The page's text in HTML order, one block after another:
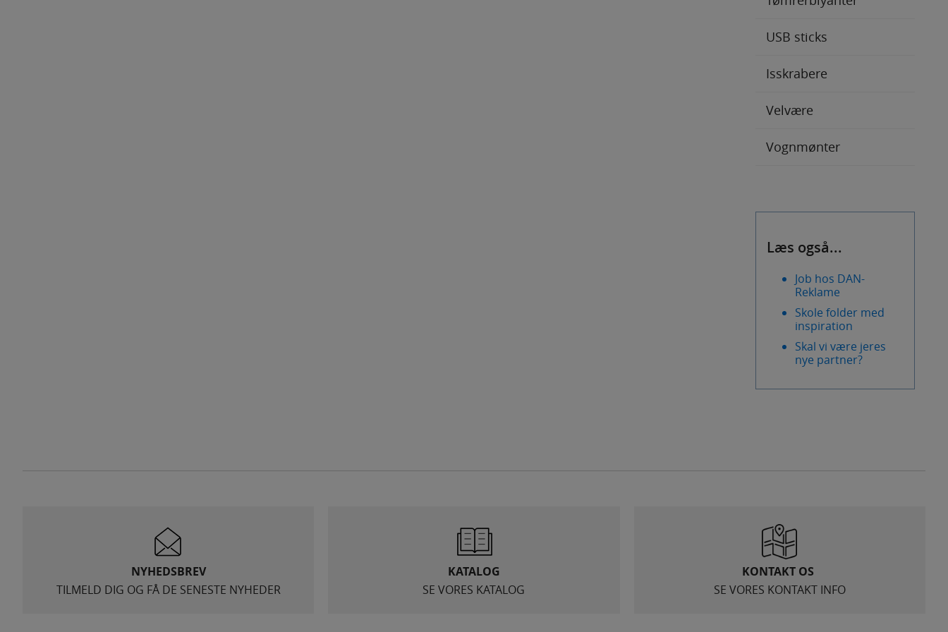
USB sticks
Isskrabere
Velvære
Vognmønter
Læs også...
Job hos DAN-
Reklame
Skole folder med
inspiration
Skal vi være jeres
nye partner?
NYHEDSBREV
TILMELD DIG OG FÅ DE SENESTE NYHEDER
KATALOG
SE VORES KATALOG
KONTAKT OS
SE VORES KONTAKT INFO